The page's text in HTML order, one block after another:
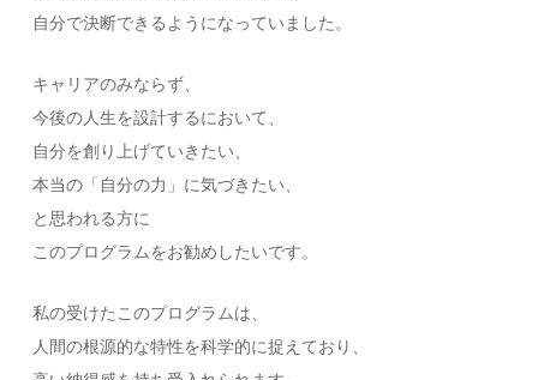
自分で決断できるようになっていました。
キャリアのみならず、
今後の人生を設計するにおいて、
自分を創り上げていきたい、
本当の「自分の力」に気づきたい、
と思われる方に
このプログラムをお勧めしたいです。
私の受けたこのプログラムは、
人間の根源的な特性を科学的に捉えており、